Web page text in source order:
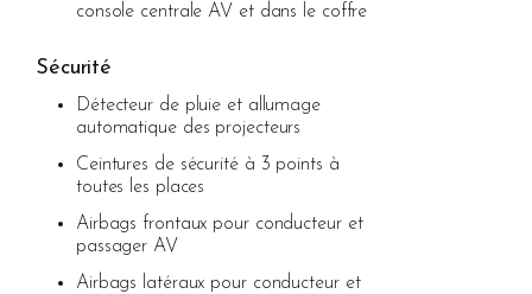
console centrale AV et dans le coffre
Sécurité
Détecteur de pluie et allumage
automatique des projecteurs
Ceintures de sécurité à 3 points à
toutes les places
Airbags frontaux pour conducteur et
passager AV
Airbags latéraux pour conducteur et